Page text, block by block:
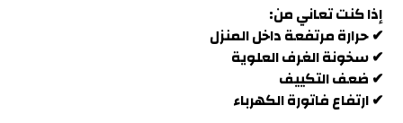
إذا كنت تعاني من:
✔ حرارة مرتفعة داخل المنزل
✔ سخونة الغرف العلوية
✔ ضعف التكييف
✔ ارتفاع فاتورة الكهرباء